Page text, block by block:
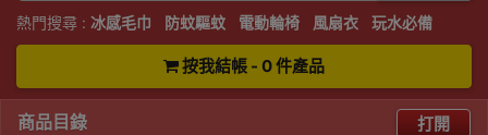
熱門搜尋 : 冰感毛巾 防蚊驅蚊 電動輪椅 風扇衣 玩水必備
按我結帳 - 0 件產品
商品目錄 打開